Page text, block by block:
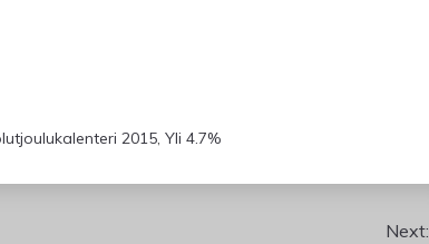
2015, Yli 4.7%
Next: